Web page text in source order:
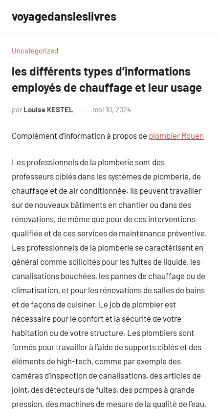
contenu
voyagedansleslivres
Uncategorized
les différents types d’informations
employés de chauffage et leur usage
par Louise KESTEL mai 10, 2024
Complément d’information à propos de plombier Rouen
Les professionnels de la plomberie sont des
professeurs ciblés dans les systèmes de plomberie, de
chauffage et de air conditionnée. Ils peuvent travailler
sur de nouveaux bâtiments en chantier ou dans des
rénovations, de même que pour de ces interventions
qualifiée et de ces services de maintenance préventive.
Les professionnels de la plomberie se caractérisent en
général comme sollicités pour les fuites de liquide, les
canalisations bouchées, les pannes de chauffage ou de
climatisation, et pour les rénovations de salles de bains
et de façons de cuisiner. Le job de plombier est
nécessaire pour le confort et la sécurité de votre
habitation ou de votre structure. Les plombiers sont
formés pour travailler à l’aide de supports ciblés et des
éléments de high-tech, comme par exemple des
caméras d’inspection de canalisations, des articles de
joint, des détecteurs de fuites, des pompes à grande
pression, des machines de mesure de la qualité de l’eau,